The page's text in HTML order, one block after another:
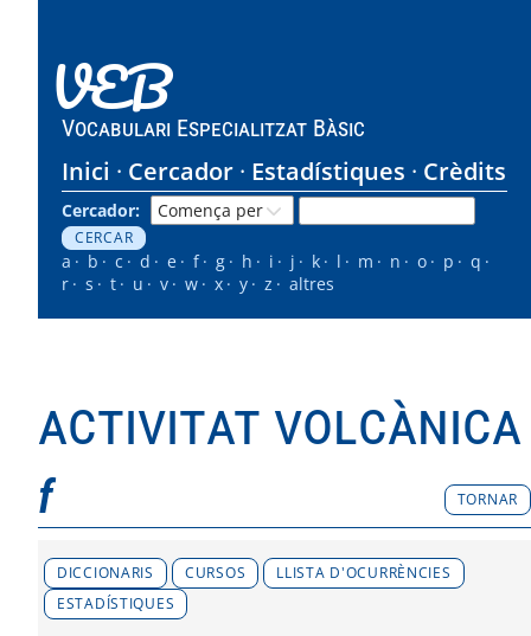
VEB
Vocabulari Especialitzat Bàsic
Inici Cercador Estadístiques Crèdits
Cercador:
a b c d e f g h i j k l m n o p
q
r
s t u v w x y z altres
activitat volcànica
f TORNAR
DICCIONARIS CURSOS
LLISTA D'OCURRÈNCIES
ESTADÍSTIQUES